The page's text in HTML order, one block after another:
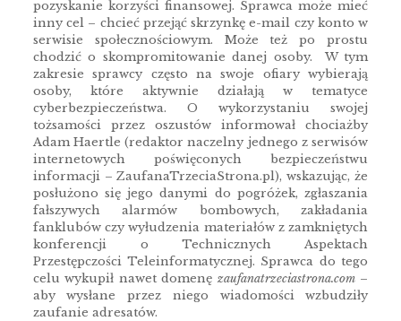
pozyskanie korzyści finansowej. Sprawca może mieć
inny cel – chcieć przejąć skrzynkę e-mail czy konto w
serwisie społecznościowym. Może też po prostu
chodzić o skompromitowanie danej osoby. W tym
zakresie sprawcy często na swoje ofiary wybierają
osoby, które aktywnie działają w tematyce
cyberbezpieczeństwa. O wykorzystaniu swojej
tożsamości przez oszustów informował chociażby
Adam Haertle (redaktor naczelny jednego z serwisów
internetowych poświęconych bezpieczeństwu
informacji – ZaufanaTrzeciaStrona.pl), wskazując, że
posłużono się jego danymi do pogróżek, zgłaszania
fałszywych alarmów bombowych, zakładania
fanklubów czy wyłudzenia materiałów z zamkniętych
konferencji o Technicznych Aspektach
Przestępczości Teleinformatycznej. Sprawca do tego
celu wykupił nawet domenę zaufanatrzeciastrona.com –
aby wysłane przez niego wiadomości wzbudziły
zaufanie adresatów.